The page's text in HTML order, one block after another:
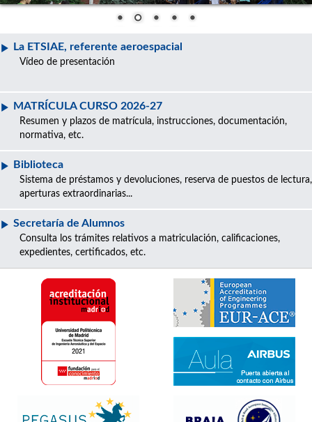
La ETSIAE, referente aeroespacial
Vídeo de presentación
MATRÍCULA CURSO 2026-27
Resumen y plazos de matrícula, instrucciones, documentación,
normativa, etc.
Biblioteca
Sistema de préstamos y devoluciones, reserva de puestos de lectura,
aperturas extraordinarias...
Secretaría de Alumnos
Consulta los trámites relativos a matriculación, calificaciones,
expedientes, certificados, etc.